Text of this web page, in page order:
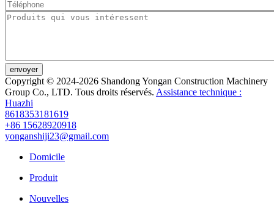
envoyer
Copyright © 2024-2026 Shandong Yongan Construction Machinery
Group Co., LTD. Tous droits réservés. Assistance technique :
Huazhi
8618353181619
+86 15628920918
yonganshiji23@gmail.com
Domicile
Produit
Nouvelles